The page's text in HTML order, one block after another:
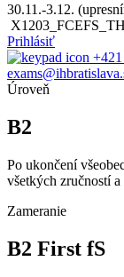
30.11.-3.12.
Prihlásiť
Úroveň
B2
Po ukončení
všetkých zručností
Zameranie
B2 First fS